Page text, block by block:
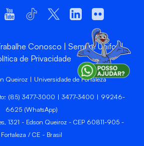
Conosco
Sempre Unifor
de Privacidade
Queiroz | Universidade de Fortaleza
(85) 3477-3000 | 3477-3400 | 99246-
6625 (WhatsApp)
1321 - Edson Queiroz - CEP 60811-905 -
Fortaleza / CE - Brasil